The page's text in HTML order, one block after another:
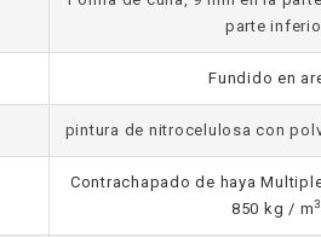
parte
Fundido en
pintura de nitrocelulosa con
Contrachapado de haya
850 kg / m3